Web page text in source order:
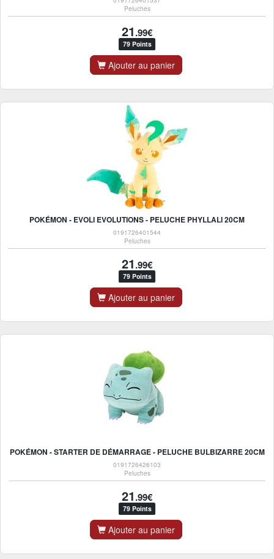
Peluches
21.99€
79 Points
Ajouter au panier
POKÉMON - EVOLI EVOLUTIONS - PELUCHE PHYLLALI 20CM
0191726401544
Peluches
21.99€
79 Points
Ajouter au panier
POKÉMON - STARTER DE DÉMARRAGE - PELUCHE BULBIZARRE 20CM
0191726426103
Peluches
21.99€
79 Points
Ajouter au panier